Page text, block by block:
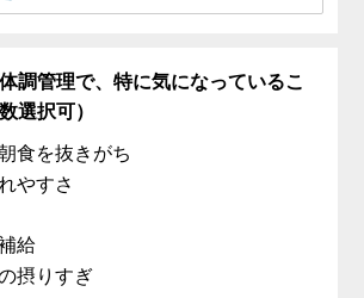
調管理で、特に気になっているこ
選択可）
食を抜きがち
やすさ
給
摂りすぎ